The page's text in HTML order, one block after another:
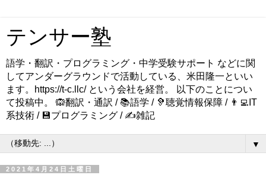
テンサー塾
語学・翻訳・プログラミング・中学受験サポート などに関
してアンダーグラウンドで活動している、米田隆一といい
ます。https://t-c.llc/ という会社を経営。 以下のことについ
て投稿中。 🙉翻訳・通訳 / 📚語学 / 🦻聴覚情報保障 / 👨‍💻IT
系技術 / 💾プログラミング / ✍️雑記
▼
2021年4月24日土曜日